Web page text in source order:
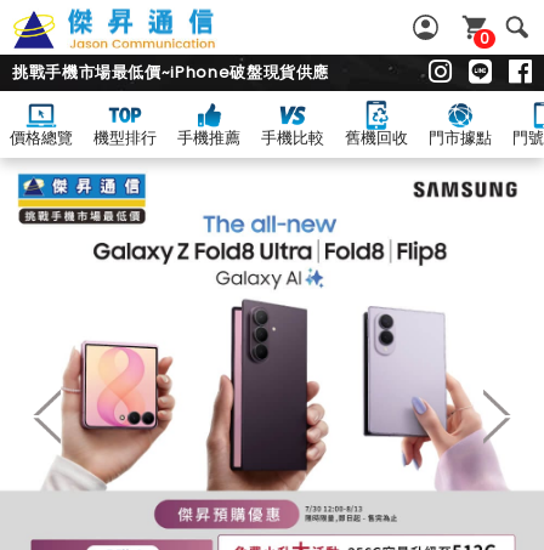
0
挑戰手機市場最低價~iPhone破盤現貨供應
價格總覽 機型排行 手機推薦 手機比較 舊機回收 門市據點 門